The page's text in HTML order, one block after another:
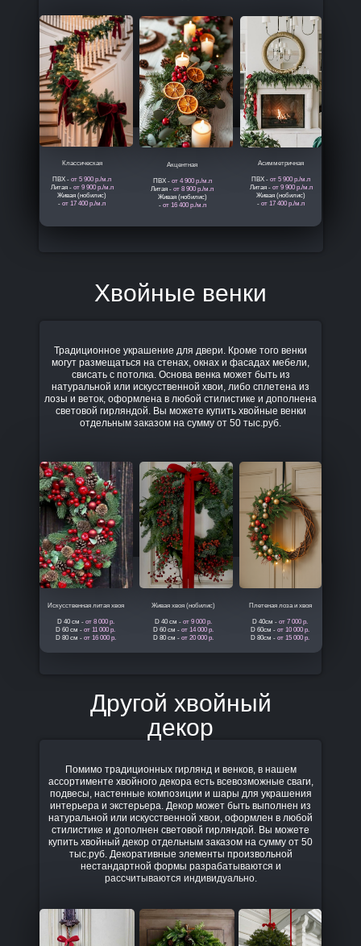
Классическая
ПВХ - от 5 900 р./м.п
Литая - от 9 900 р./м.п
Живая (нобилис)
- от 17 400 р./м.п
Акцентная
ПВХ - от 4 900 р./м.п
Литая - от 8 900 р./м.п
Живая (нобилис)
- от 16 400 р./м.п
Асимметричная
ПВХ - от 5 900 р./м.п
Литая - от 9 900 р./м.п
Живая (нобилис)
- от 17 400 р./м.п
Хвойные венки
Традиционное украшение для двери. Кроме того венки
могут размещаться на стенах, окнах и фасадах мебели,
свисать с потолка. Основа венка может быть из
натуральной или искусственной хвои, либо сплетена из
лозы и веток, оформлена в любой стилистике и дополнена
световой гирляндой. Вы можете купить хвойные венки
отдельным заказом на сумму от 50 тыс.руб.
Искусственная литая хвоя
D 40 см -от 8 000 р.
D 60 см - от 11 000 р.
D 80 см - от 16 000 р.
Живая хвоя (нобилис)
D 40 см - от 9 000 р.
D 60 см - от 14 000 р.
D 80 см - от 20 000 р.
Плетеная лоза и хвоя
D 40см - от 7 000 р.
D 60см - от 10 000 р.
D 80см - от 15 000 р.
Другой хвойный
декор
Помимо традиционных гирлянд и венков, в нашем
ассортименте хвойного декора есть всевозможные сваги,
подвесы, настенные композиции и шары для украшения
интерьера и экстерьера. Декор может быть выполнен из
натуральной или искусственной хвои, оформлен в любой
стилистике и дополнен световой гирляндой. Вы можете
купить хвойный декор отдельным заказом на сумму от 50
тыс.руб. Декоративные элементы произвольной
нестандартной формы разрабатываются и
рассчитываются индивидуально.